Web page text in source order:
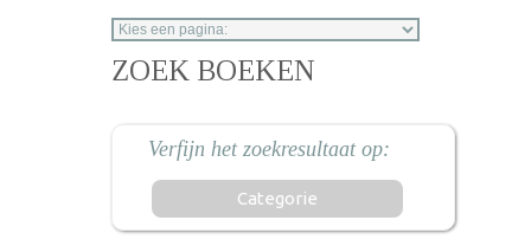
ZOEK BOEKEN
Categorie